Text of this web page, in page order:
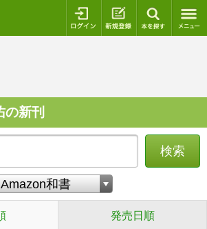
ログイン 新規登録
の新刊
検索
発売日順